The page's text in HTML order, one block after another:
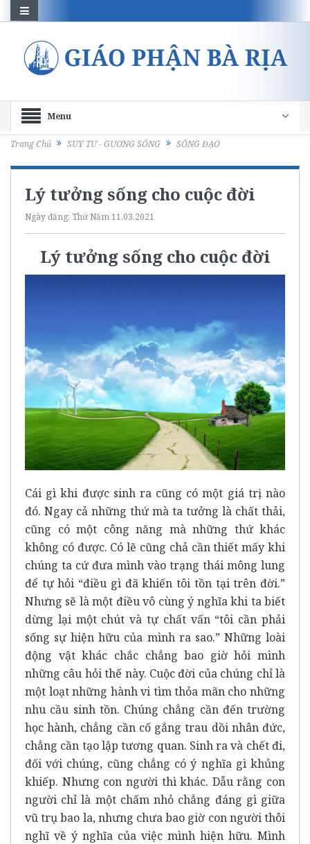
Menu
Trang Chủ SUY TƯ - GƯƠNG SỐNG SỐNG ĐẠO
Lý tưởng sống cho cuộc đời
Ngày đăng: Thứ Năm 11.03.2021
Lý tưởng sống cho cuộc đời
Cái gì khi được sinh ra cũng có một giá trị nào
đó. Ngay cả những thứ mà ta tưởng là chất thải,
cũng có một công năng mà những thứ khác
không có được. Có lẽ cũng chả cần thiết mấy khi
chúng ta cứ đưa mình vào trạng thái mông lung
để tự hỏi “điều gì đã khiến tôi tồn tại trên đời.”
Nhưng sẽ là một điều vô cùng ý nghĩa khi ta biết
dừng lại một chút và tự chất vấn “tôi cần phải
sống sự hiện hữu của mình ra sao.” Những loài
động vật khác chắc chẳng bao giờ hỏi mình
những câu hỏi thế này. Cuộc đời của chúng chỉ là
một loạt những hành vi tìm thỏa mãn cho những
nhu cầu sinh tồn. Chúng chẳng cần đến trường
học hành, chẳng cần cố gắng trau dồi nhân đức,
chẳng cần tạo lập tương quan. Sinh ra và chết đi,
đối với chúng, cũng chẳng có ý nghĩa gì khủng
khiếp. Nhưng con người thì khác. Dẫu rằng con
người chỉ là một chấm nhỏ chẳng đáng gì giữa
vũ trụ bao la, nhưng chưa bao giờ con người thôi
nghĩ về ý nghĩa của việc mình hiện hữu. Mình